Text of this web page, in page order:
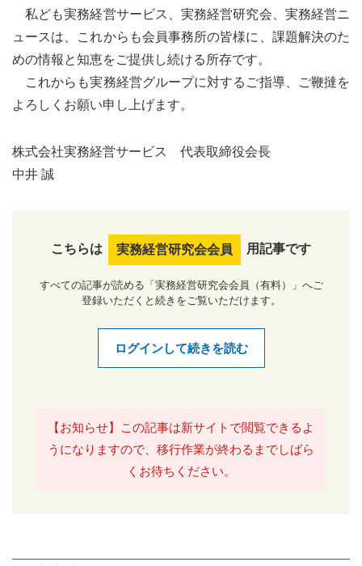
私ども実務経営サービス、実務経営研究会、実務経営ニ
ュースは、これからも会員事務所の皆様に、課題解決のた
めの情報と知恵をご提供し続ける所存です。
これからも実務経営グループに対するご指導、ご鞭撻を
よろしくお願い申し上げます。
株式会社実務経営サービス 代表取締役会長
中井 誠
こちらは 実務経営研究会会員 用記事です
すべての記事が読める「実務経営研究会会員（有料）」へご
登録いただくと続きをご覧いただけます。
ログインして続きを読む
【お知らせ】この記事は新サイトで閲覧できるよ
うになりますので、移行作業が終わるまでしばら
くお待ちください。